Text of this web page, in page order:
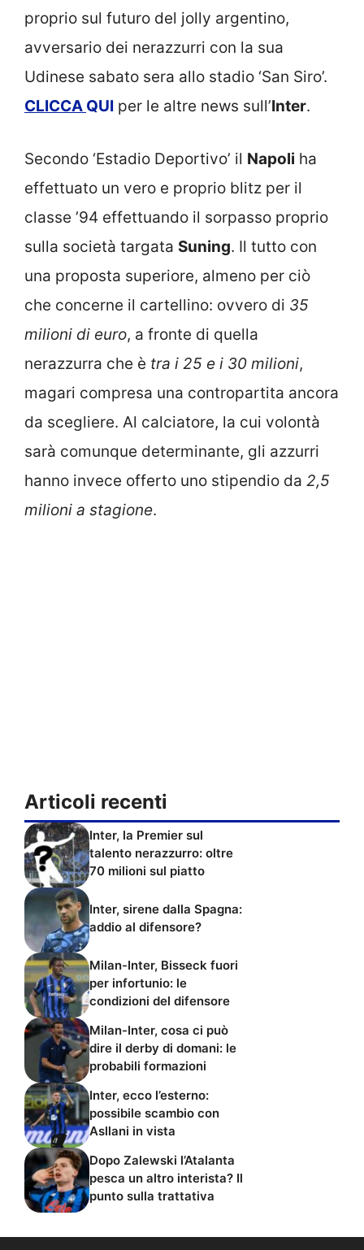
proprio sul futuro del jolly argentino,
avversario dei nerazzurri con la sua
Udinese sabato sera allo stadio ‘San Siro’.
CLICCA QUI per le altre news sull’Inter.
Secondo ‘Estadio Deportivo’ il Napoli ha
effettuato un vero e proprio blitz per il
classe ’94 effettuando il sorpasso proprio
sulla società targata Suning. Il tutto con
una proposta superiore, almeno per ciò
che concerne il cartellino: ovvero di 35
milioni di euro, a fronte di quella
nerazzurra che è tra i 25 e i 30 milioni,
magari compresa una contropartita ancora
da scegliere. Al calciatore, la cui volontà
sarà comunque determinante, gli azzurri
hanno invece offerto uno stipendio da 2,5
milioni a stagione.
Articoli recenti
Inter, la Premier sul
talento nerazzurro: oltre
70 milioni sul piatto
Inter, sirene dalla Spagna:
addio al difensore?
Milan-Inter, Bisseck fuori
per infortunio: le
condizioni del difensore
Milan-Inter, cosa ci può
dire il derby di domani: le
probabili formazioni
Inter, ecco l’esterno:
possibile scambio con
Asllani in vista
Dopo Zalewski l’Atalanta
pesca un altro interista? Il
punto sulla trattativa